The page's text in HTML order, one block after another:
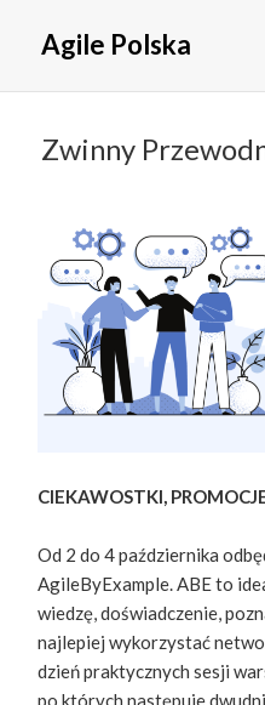
Agile Polska
Zwinny
CIEKAWOSTKI,
Od 2 do 4 października
AgileByExample. ABE to
wiedzę, doświadczenie,
najlepiej wykorzystać
dzień praktycznych sesji